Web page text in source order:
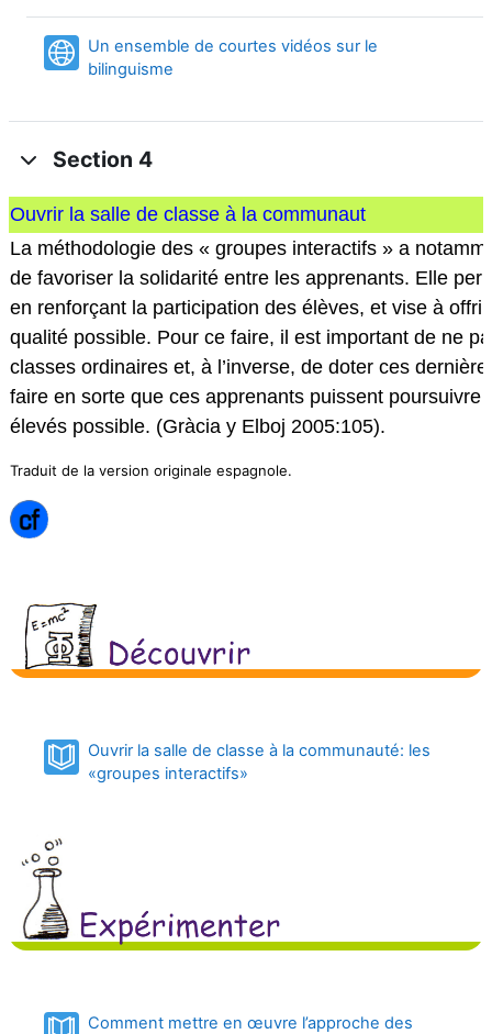
Un ensemble de courtes vidéos sur le
bilinguisme
Section 4
Ouvrir la salle de classe à la communaut
La méthodologie des « groupes interactifs » a
de favoriser la solidarité entre les apprenants. Elle
en renforçant la participation des élèves, et vise à
qualité possible. Pour ce faire, il est important de ne
classes ordinaires et, à l’inverse, de doter ces
faire en sorte que ces apprenants puissent
élevés possible. (Gràcia y Elboj 2005:105).
Traduit de la version originale espagnole.
Ouvrir la salle de classe à la communauté: les
«groupes interactifs»
Comment mettre en œuvre l’approche des